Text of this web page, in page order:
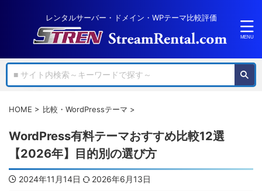
レンタルサーバー・ドメイン・WPテーマ比較評価
HOME > 比較・WordPressテーマ >
WordPress有料テーマおすすめ比較12選
【2026年】目的別の選び方
2024年11月14日 2026年6月13日